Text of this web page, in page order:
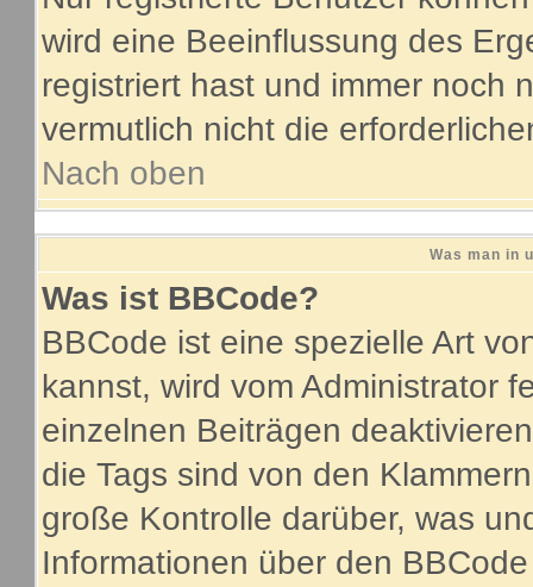
wird eine Beeinflussung des
registriert hast und immer noch
vermutlich nicht die
Nach oben
Was man in
Was ist BBCode?
BBCode ist eine spezielle Art
kannst, wird vom Administrator
einzelnen Beiträgen
die Tags sind von den
große Kontrolle darüber, was
Informationen über den